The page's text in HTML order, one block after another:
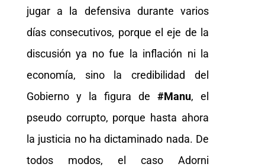
jugar a la defensiva durante varios
días consecutivos, porque el eje de la
discusión ya no fue la inflación ni la
economía, sino la credibilidad del
Gobierno y la figura de#Manu, el
pseudo corrupto, porque hasta ahora
la justicia no ha dictaminado nada. De
todos modos, el caso Adorni